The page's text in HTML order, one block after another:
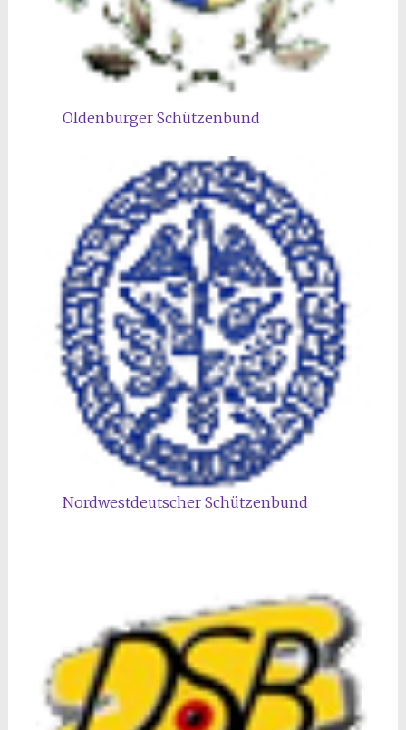
Oldenburger Schützenbund
Nordwestdeutscher Schützenbund